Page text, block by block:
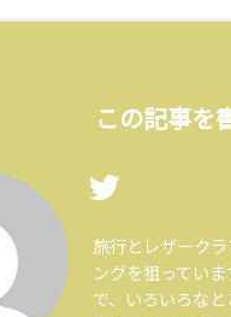
この記事を
旅行とレザーク
ングを狙ってい
で、いろいろな